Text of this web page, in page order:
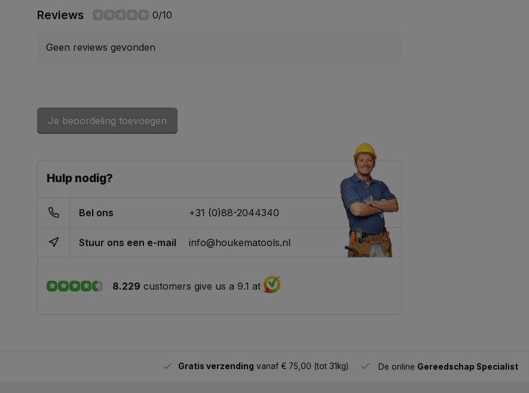
Reviews 0/10
Geen reviews gevonden
Je beoordeling toevoegen
Hulp nodig?
Bel ons +31 (0)88-2044340
Stuur ons een e-mail info@houkematools.nl
8.229 customers give us a 9.1 at
Gratis verzending vanaf € 75,00 (tot 31kg) De online Gereedschap Specialist